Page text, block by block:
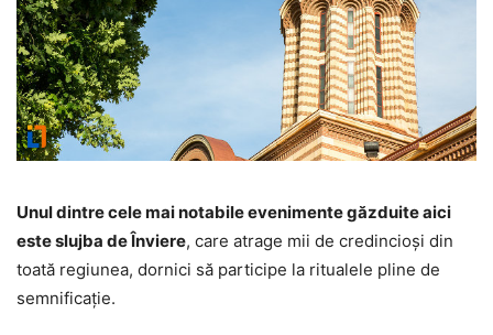
Unul dintre cele mai notabile evenimente găzduite aici
este slujba de Înviere, care atrage mii de credincioși din
toată regiunea, dornici să participe la ritualele pline de
semnificație.